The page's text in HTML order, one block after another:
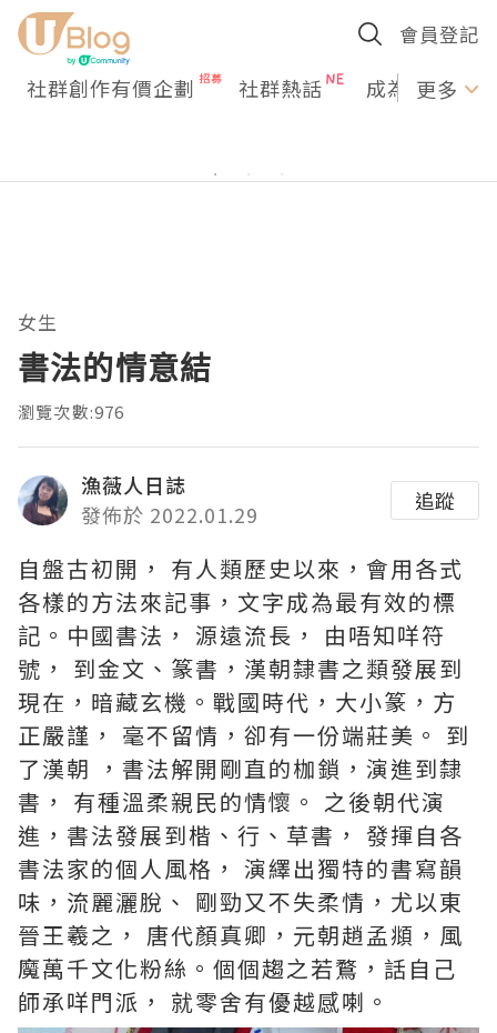
會員登記
社群創作有價企劃 社群熱話 成為U更多
女生
書法的情意結
瀏覽次數:976
漁薇人日誌
發佈於 2022.01.29
追蹤
自盤古初開， 有人類歷史以來，會用各式
各樣的方法來記事，文字成為最有效的標
記。中國書法， 源遠流長， 由唔知咩符
號， 到金文、篆書，漢朝隸書之類發展到
現在，暗藏玄機。戰國時代，大小篆，方
正嚴謹， 毫不留情，卻有一份端莊美。 到
了漢朝 ，書法解開剛直的枷鎖，演進到隸
書， 有種溫柔親民的情懷。 之後朝代演
進，書法發展到楷、行、草書， 發揮自各
書法家的個人風格， 演繹出獨特的書寫韻
味，流麗灑脫、 剛勁又不失柔情，尤以東
晉王羲之， 唐代顏真卿，元朝趙孟頫，風
魔萬千文化粉絲。個個趨之若鶩，話自己
師承咩門派， 就零舍有優越感喇。